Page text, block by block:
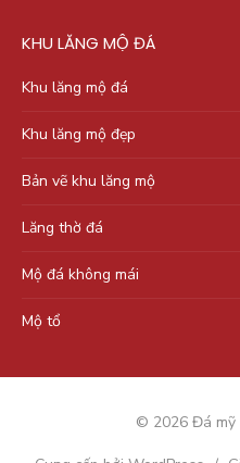
KHU LĂNG MỘ ĐÁ
Khu lăng mộ đá
Khu lăng mộ đẹp
Bản vẽ khu lăng mộ
Lăng thờ đá
Mộ đá không mái
Mộ tổ
© 2026 Đá mỹ